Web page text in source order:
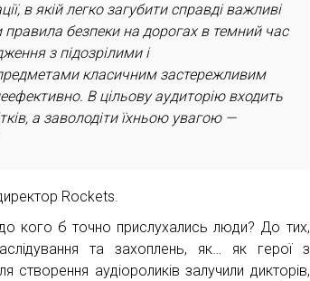
в якій легко загубити справді важливі
правила безпеки на дорогах в темний час
з підозрілими і
класичним застережливим
В цільову аудиторію входить
а заволодіти їхньою увагою —
Rockets.
кого б точно прислухались люди? До тих,
та захоплень, як… як герої з
створення аудіороликів залучили дикторів,